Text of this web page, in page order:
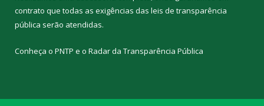
contrato que todas as exigências das leis de transparência
pública serão atendidas.
Conheça o PNTP e o Radar da Transparência Pública